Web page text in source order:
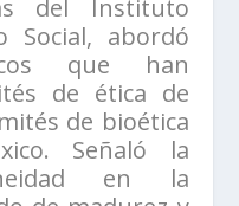
del Instituto
Social, abordó
que han
de ética de
de bioética
Señaló la
en la